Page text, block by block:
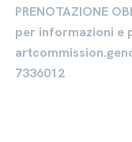
PRENOTAZIONE
per informazioni e
7336012